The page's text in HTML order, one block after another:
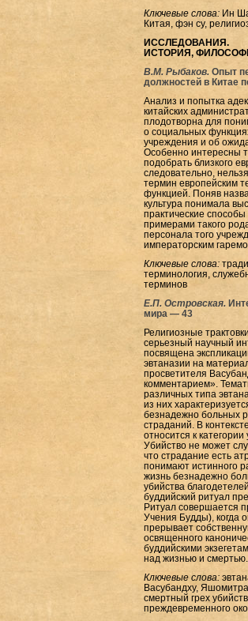
Ключевые слова: Ин
Китая, фэн су,
ИССЛЕДОВАНИЯ.
ИСТОРИЯ,
В.М. Рыбаков. Опыт
должностей в Китае
Анализ и попытка
китайских
плодотворна для
о социальных
учреждения и об
Особенно интересны
подобрать близкого
следовательно,
термин европейским
функцией. Поняв
культура понимала
практические
примерами такого
персонала того
императорским
Ключевые слова:
терминология,
терминов
Е.П. Островская.
мира — 43
Религиозные
серьезный научный
посвящена
эвтаназии на
просветителя
комментарием».
различных типа
из них
безнадежно больных
страданий. В
относится к
Убийство не может
что страдание есть
понимают истинного
жизнь безнадежно
убийства
буддийский ритуал
Ритуал совершается
Учения Будды), когда
прерывает
освященного
буддийскими
над жизнью и смертью.
Ключевые слова:
Васубандху,
смертный грех
преждевременного